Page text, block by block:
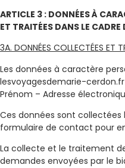
ARTICLE 3 : DONNÉES À
ET TRAITÉES DANS LE
3A. DONNÉES COLLECTÉES ET
Les données à caractère
lesvoyagesdemarie-
Prénom – Adresse
Ces données sont collectées
formulaire de contact pour
La collecte et le traitement
demandes envoyées par le